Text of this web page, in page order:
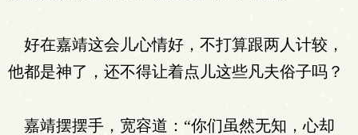
好在嘉靖这会儿心情好，不打算跟两人计较，
他都是神了，还不得让着点儿这些凡夫俗子吗？
嘉靖摆摆手，宽容道：“你们虽然无知，心却